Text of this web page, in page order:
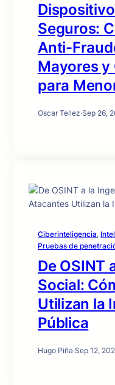
Seguros:
Anti-
Mayores y
para
Oscar Tellez·Sep 26,
Ciberinteligencia,
Pruebas de
De OSINT
Social:
Utilizan la
Pública
Hugo Piña·Sep 12,